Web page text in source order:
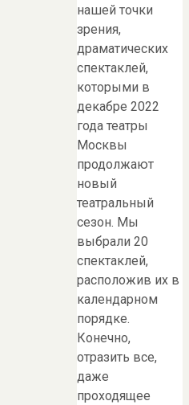
нашей точки
зрения,
драматических
спектаклей,
которыми в
декабре 2022
года театры
Москвы
продолжают
новый
театральный
сезон. Мы
выбрали 20
спектаклей,
расположив их в
календарном
порядке.
Конечно,
отразить все,
даже
проходящее